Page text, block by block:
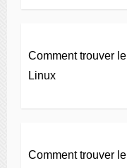
Comment trouver
Linux
Comment trouver